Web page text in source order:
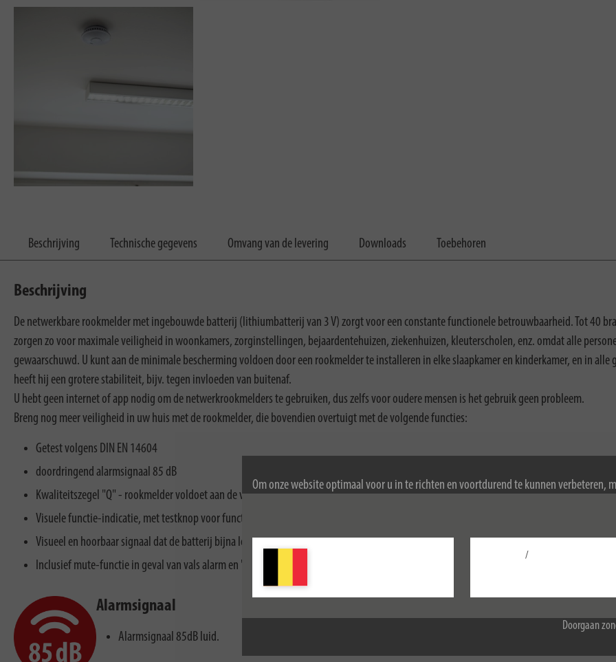
Om onze website optimaal voor u in te richten en voortdurend te kunnen verbeteren,
Doorgaan
/
Beschrijving Technische gegevens Omvang van de levering Downloads Toebehoren
Beschrijving
De netwerkbare rookmelder met ingebouwde batterij (lithiumbatterij van 3 V) zorgt voor een constante functionele betrouwbaarheid. Tot 40
zorgen zo voor maximale veiligheid in woonkamers, zorginstellingen, bejaardentehuizen, ziekenhuizen, kleuterscholen, enz. omdat alle
gewaarschuwd. U kunt aan de minimale bescherming voldoen door een rookmelder te installeren in elke slaapkamer en kinderkamer, en in
heeft hij een grotere stabiliteit, bijv. tegen invloeden van buitenaf.
U hebt geen internet of app nodig om de netwerkrookmelders te gebruiken, dus zelfs voor oudere mensen is het gebruik geen probleem.
Breng nog meer veiligheid in uw huis met de rookmelder, die bovendien overtuigt met de volgende functies:
Getest volgens DIN EN 14604
doordringend alarmsignaal 85 dB
Kwaliteitszegel "Q" - rookmelder voldoet aan de verhoogde eisen van de vfdb richtlijn 14-01
Visuele functie-indicatie, met testknop voor functietests
Visueel en hoorbaar signaal dat de batterij bijna leeg is
Inclusief mute-functie in geval van vals alarm en "niet storen" functie als de batterij bijna leeg is
Alarmsignaal
Alarmsignaal 85dB luid.